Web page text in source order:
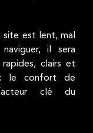
site est lent, mal
il sera
clairs et
: le confort de
clé du